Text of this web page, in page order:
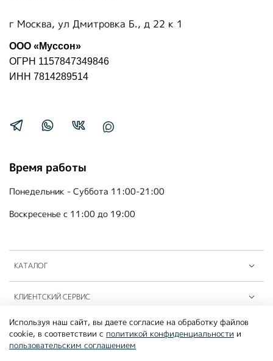
КАТАЛОГ
КЛИЕНТСКИЙ СЕРВИС
ПАРТНЁРЫ B2B
Время работы
Понедельник - Суббота 11:00-21:00
Воскресенье с 11:00 до 19:00
г Москва, ул Дмитровка Б., д 22 к 1
ООО «Муссон»
ОГРН 1157847349846
ИНН 7814289514
Используя наш сайт, вы даете согласие на обработку файлов
cookie, в соответствии с политикой конфиденциальности и
пользовательским соглашением